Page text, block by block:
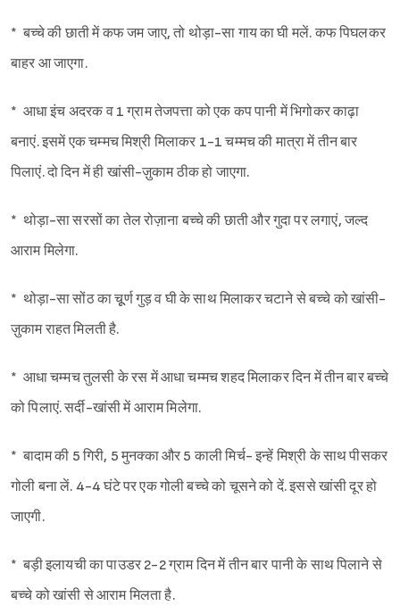
* बच्चे की छाती में कफ जम जाए, तो थोड़ा-सा गाय का घी मलें. कफ पिघलकर
बाहर आ जाएगा.
* आधा इंच अदरक व 1 ग्राम तेजपत्ता को एक कप पानी में भिगोकर काढ़ा
बनाएं. इसमें एक चम्मच मिश्री मिलाकर 1-1 चम्मच की मात्रा में तीन बार
पिलाएं. दो दिन में ही खांसी-ज़ुकाम ठीक हो जाएगा.
* थोड़ा-सा सरसों का तेल रोज़ाना बच्चे की छाती और गुदा पर लगाएं, जल्द
आराम मिलेगा.
* थोड़ा-सा सोंठ का चूूर्ण गुड़ व घी के साथ मिलाकर चटाने से बच्चे को खांसी-
ज़ुकाम राहत मिलती है.
* आधा चम्मच तुलसी के रस में आधा चम्मच शहद मिलाकर दिन में तीन बार बच्चे
को पिलाएं. सर्दी-खांसी में आराम मिलेगा.
* बादाम की 5 गिरी, 5 मुनक्का और 5 काली मिर्च- इन्हें मिश्री के साथ पीसकर
गोली बना लें. 4-4 घंटे पर एक गोली बच्चे को चूसने को दें. इससे खांसी दूर हो
जाएगी.
* बड़ी इलायची का पाउडर 2-2 ग्राम दिन में तीन बार पानी के साथ पिलाने से
बच्चे को खांसी से आराम मिलता है.